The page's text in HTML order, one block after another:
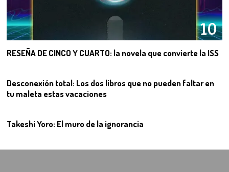
10
RESEÑA DE CINCO Y CUARTO: la novela que convierte la ISS
11
Desconexión total: Los dos libros que no pueden faltar en
tu maleta estas vacaciones
Takeshi Yoro: El muro de la ignorancia